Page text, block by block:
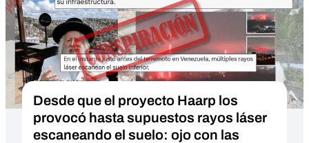
Desde que el proyecto Haarp los
provocó hasta supuestos rayos láser
escaneando el suelo: ojo con las